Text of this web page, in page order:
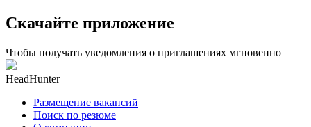
Скачайте приложение
Чтобы получать уведомления о приглашениях мгновенно
HeadHunter
Размещение вакансий
Поиск по резюме